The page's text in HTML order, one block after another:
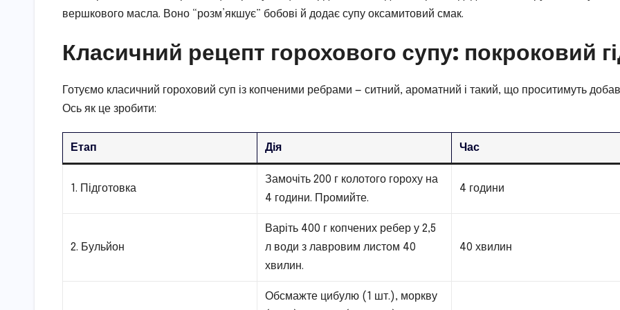
вершкового масла. Воно “розм’якшує” бобові й додає супу оксамитовий смак.
Класичний рецепт горохового супу: покроковий
Готуємо класичний гороховий суп із копченими ребрами — ситний, ароматний і такий, що проситимуть
Ось як це зробити:
Етап Дія Час
1. Підготовка
Замочіть 200 г колотого гороху на
4 години. Промийте.
4 години
2. Бульйон
Варіть 400 г копчених ребер у 2,5
л води з лавровим листом 40
хвилин.
40 хвилин
Обсмажте цибулю (1 шт.), моркву